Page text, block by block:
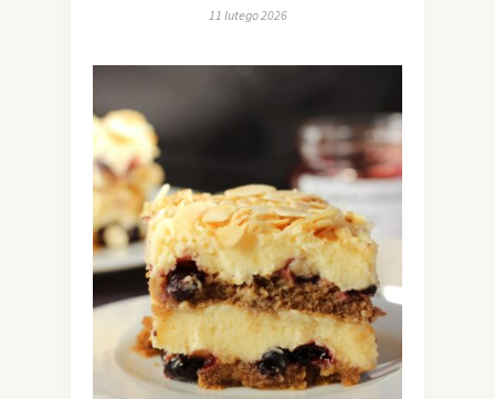
11 lutego 2026